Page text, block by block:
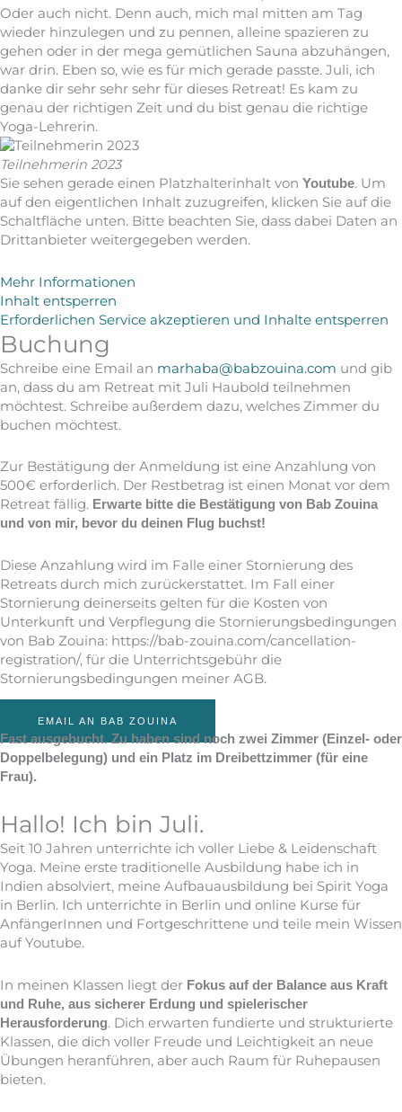
Oder auch nicht. Denn auch, mich mal mitten am Tag
wieder hinzulegen und zu pennen, alleine spazieren zu
gehen oder in der mega gemütlichen Sauna abzuhängen,
war drin. Eben so, wie es für mich gerade passte. Juli, ich
danke dir sehr sehr sehr für dieses Retreat! Es kam zu
genau der richtigen Zeit und du bist genau die richtige
Yoga-Lehrerin.
Teilnehmerin 2023
Sie sehen gerade einen Platzhalterinhalt von Youtube. Um
auf den eigentlichen Inhalt zuzugreifen, klicken Sie auf die
Schaltfläche unten. Bitte beachten Sie, dass dabei Daten an
Drittanbieter weitergegeben werden.
Mehr Informationen
Inhalt entsperren
Erforderlichen Service akzeptieren und Inhalte entsperren
Buchung
Schreibe eine Email an marhaba@babzouina.com und gib
an, dass du am Retreat mit Juli Haubold teilnehmen
möchtest. Schreibe außerdem dazu, welches Zimmer du
buchen möchtest.
Zur Bestätigung der Anmeldung ist eine Anzahlung von
500€ erforderlich. Der Restbetrag ist einen Monat vor dem
Retreat fällig. Erwarte bitte die Bestätigung von Bab Zouina
und von mir, bevor du deinen Flug buchst!
Diese Anzahlung wird im Falle einer Stornierung des
Retreats durch mich zurückerstattet. Im Fall einer
Stornierung deinerseits gelten für die Kosten von
Unterkunft und Verpflegung die Stornierungsbedingungen
von Bab Zouina: https://bab-zouina.com/cancellation-
registration/, für die Unterrichtsgebühr die
Stornierungsbedingungen meiner AGB.
EMAIL AN BAB ZOUINA
Fast ausgebucht. Zu haben sind noch zwei Zimmer (Einzel- oder
Doppelbelegung) und ein Platz im Dreibettzimmer (für eine
Frau).
Hallo! Ich bin Juli.
Seit 10 Jahren unterrichte ich voller Liebe & Leidenschaft
Yoga. Meine erste traditionelle Ausbildung habe ich in
Indien absolviert, meine Aufbauausbildung bei Spirit Yoga
in Berlin. Ich unterrichte in Berlin und online Kurse für
AnfängerInnen und Fortgeschrittene und teile mein Wissen
auf Youtube.
In meinen Klassen liegt der Fokus auf der Balance aus Kraft
und Ruhe, aus sicherer Erdung und spielerischer
Herausforderung. Dich erwarten fundierte und strukturierte
Klassen, die dich voller Freude und Leichtigkeit an neue
Übungen heranführen, aber auch Raum für Ruhepausen
bieten.